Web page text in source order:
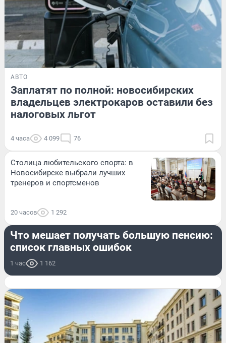
АВТО
Заплатят по полной: новосибирских
владельцев электрокаров оставили без
налоговых льгот
4 часа 4 099 76
Столица любительского спорта: в
Новосибирске выбрали лучших
тренеров и спортсменов
20 часов 1 292
ЭКОНОМИКА
Что мешает получать большую пенсию:
список главных ошибок
1 час 1 162